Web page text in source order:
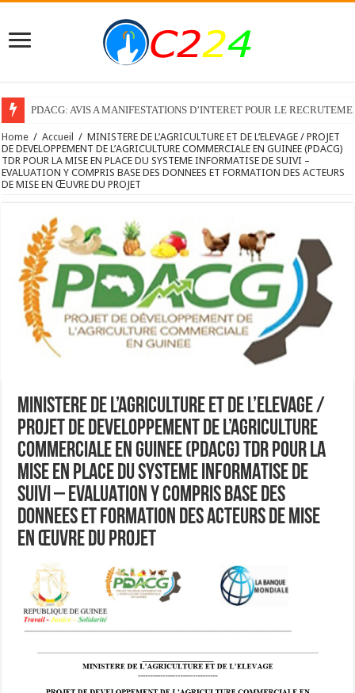
PDACG: AVIS A MANIFESTATIONS D’INTERET POUR LE
Home / Accueil / MINISTERE DE L’AGRICULTURE ET DE L’ELEVAGE / PROJET
DE DEVELOPPEMENT DE L’AGRICULTURE COMMERCIALE EN GUINEE (PDACG)
TDR POUR LA MISE EN PLACE DU SYSTEME INFORMATISE DE SUIVI –
EVALUATION Y COMPRIS BASE DES DONNEES ET FORMATION DES ACTEURS
DE MISE EN ŒUVRE DU PROJET
MINISTERE DE L’AGRICULTURE ET DE L’ELEVAGE /
PROJET DE DEVELOPPEMENT DE L’AGRICULTURE
COMMERCIALE EN GUINEE (PDACG) TDR POUR LA
MISE EN PLACE DU SYSTEME INFORMATISE DE
SUIVI – EVALUATION Y COMPRIS BASE DES
DONNEES ET FORMATION DES ACTEURS DE MISE
EN ŒUVRE DU PROJET